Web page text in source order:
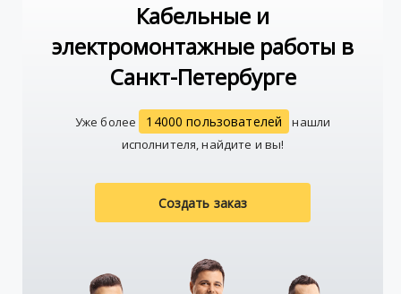
Кабельные и
электромонтажные работы в
Санкт-Петербурге
Уже более 14000 пользователей
нашли
исполнителя, найдите и вы!
Создать заказ